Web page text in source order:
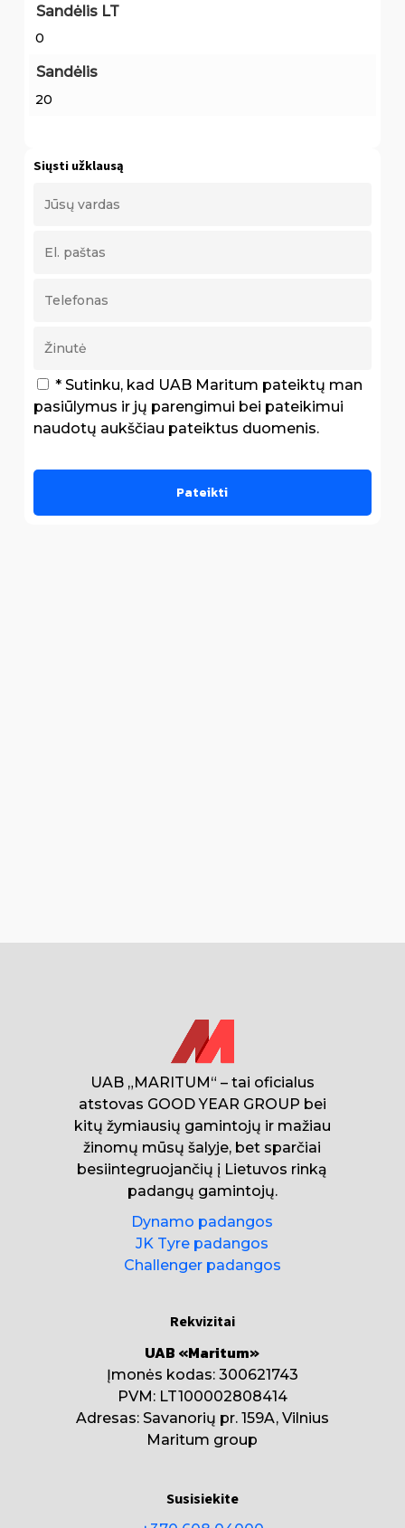
Sandėlis LT
0
Sandėlis
20
Siųsti užklausą
* Sutinku, kad UAB Maritum pateiktų man
pasiūlymus ir jų parengimui bei pateikimui
naudotų aukščiau pateiktus duomenis.
UAB „MARITUM“ – tai oficialus
atstovas GOOD YEAR GROUP bei
kitų žymiausių gamintojų ir mažiau
žinomų mūsų šalyje, bet sparčiai
besiintegruojančių į Lietuvos rinką
padangų gamintojų.
Dynamo padangos
JK Tyre padangos
Challenger padangos
Rekvizitai
UAB «Maritum»
Įmonės kodas: 300621743
PVM: LT100002808414
Adresas: Savanorių pr. 159A, Vilnius
Maritum group
Susisiekite